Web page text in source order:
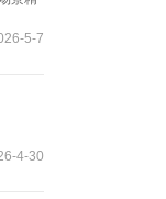
5-7
4-30